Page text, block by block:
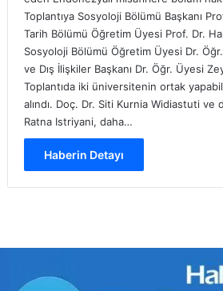
Toplantıya Sosyoloji Bölümü Başkanı
Tarih Bölümü Öğretim Üyesi Prof. Dr.
Sosyoloji Bölümü Öğretim Üyesi Dr.
ve Dış İlişkiler Başkanı Dr. Öğr. Üyesi
Toplantıda iki üniversitenin ortak
alındı. Doç. Dr. Siti Kurnia Widiastuti
Ratna Istriyani, daha…
Haberin Detayı